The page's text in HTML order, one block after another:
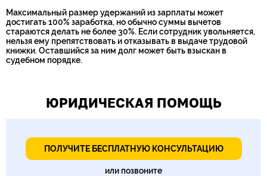
Максимальный размер удержаний из зарплаты может
достигать 100% заработка, но обычно суммы вычетов
стараются делать не более 30%. Если сотрудник увольняется,
нельзя ему препятствовать и отказывать в выдаче трудовой
книжки. Оставшийся за ним долг может быть взыскан в
судебном порядке.
ЮРИДИЧЕСКАЯ ПОМОЩЬ
ПОЛУЧИТЕ БЕСПЛАТНУЮ КОНСУЛЬТАЦИЮ
или позвоните